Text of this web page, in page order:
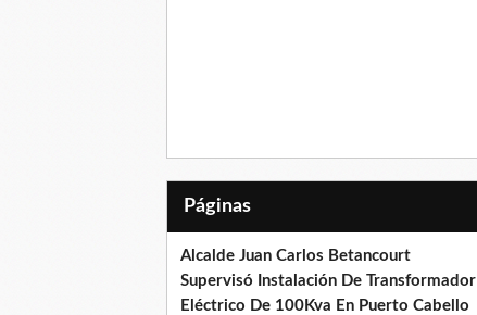
Páginas
Alcalde Juan Carlos Betancourt
Supervisó Instalación De Transformador
Eléctrico De 100Kva En Puerto Cabello